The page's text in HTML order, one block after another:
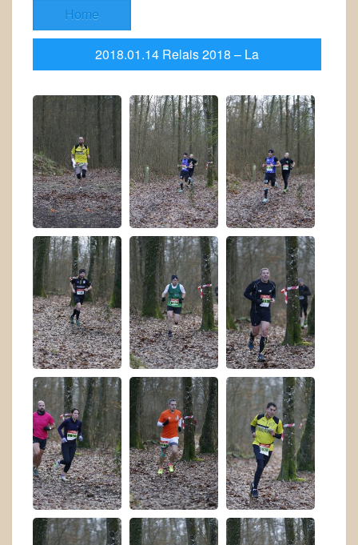
Home
2018.01.14 Relais 2018 – La